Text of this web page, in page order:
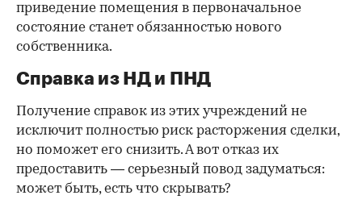
приведение помещения в первоначальное
состояние станет обязанностью нового
собственника.
Справка из НД и ПНД
Получение справок из этих учреждений не
исключит полностью риск расторжения сделки,
но поможет его снизить. А вот отказ их
предоставить — серьезный повод задуматься:
может быть, есть что скрывать?